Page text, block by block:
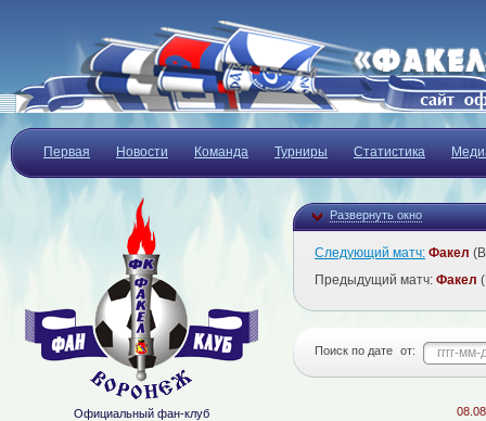
Первая Новости Команда Турниры Статистика
Развернуть окно
Следующий матч: Факел
Предыдущий матч: Факел
Поиск по дате от:
08.08.2026
Официальный фан-клуб